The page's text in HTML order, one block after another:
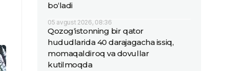
bo‘ladi
05 avgust 2026, 08:36
Qozog‘istonning bir qator
hududlarida 40 darajagacha issiq,
momaqaldiroq va dovullar
kutilmoqda